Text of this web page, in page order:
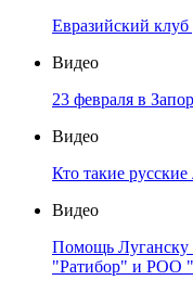
Евразийский
Видео
23 февраля в
Видео
Кто такие
Видео
Помощь Луганску
"Ратибор" и РОО